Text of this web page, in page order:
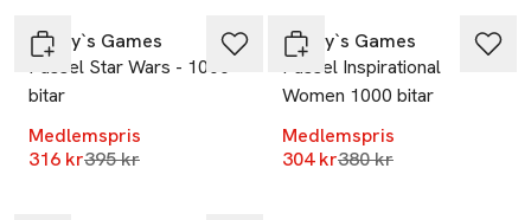
Ridley`s Games
Pussel Star Wars - 1000
bitar
Medlemspris
316 krLägsta pris 30 dagar
395 kr
Ridley`s Games
Pussel Inspirational
Women 1000 bitar
Medlemspris
304 krLägsta pris 30 dagar
380 kr
-20%